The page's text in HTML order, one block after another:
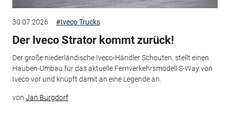
30.07.2026 #Iveco Trucks
Der Iveco Strator kommt zurück!
Der große niederländische Iveco-Händler Schouten, stellt einen
Hauben-Umbau für das aktuelle Fernverkehrsmodell S-Way von
Iveco vor und knüpft damit an eine Legende an.
von Jan Burgdorf